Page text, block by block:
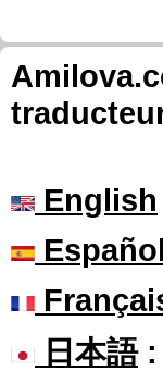
English
Español
日本語: